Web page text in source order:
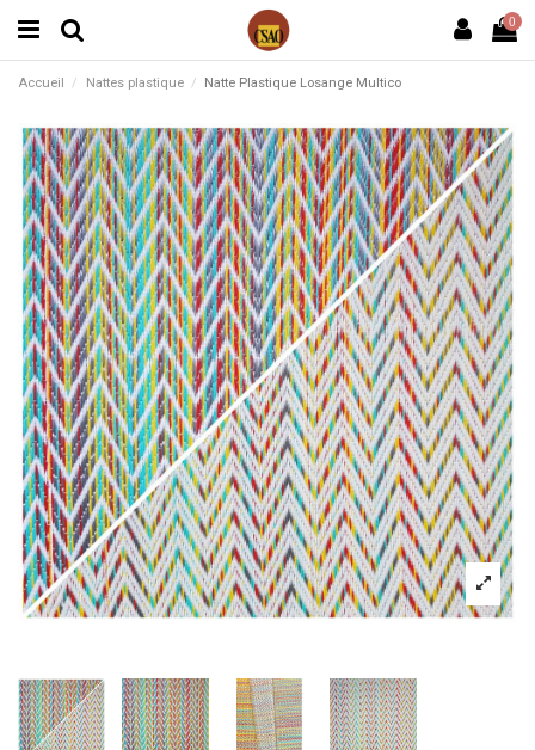
0
Accueil Nattes plastique Natte Plastique Losange Multico